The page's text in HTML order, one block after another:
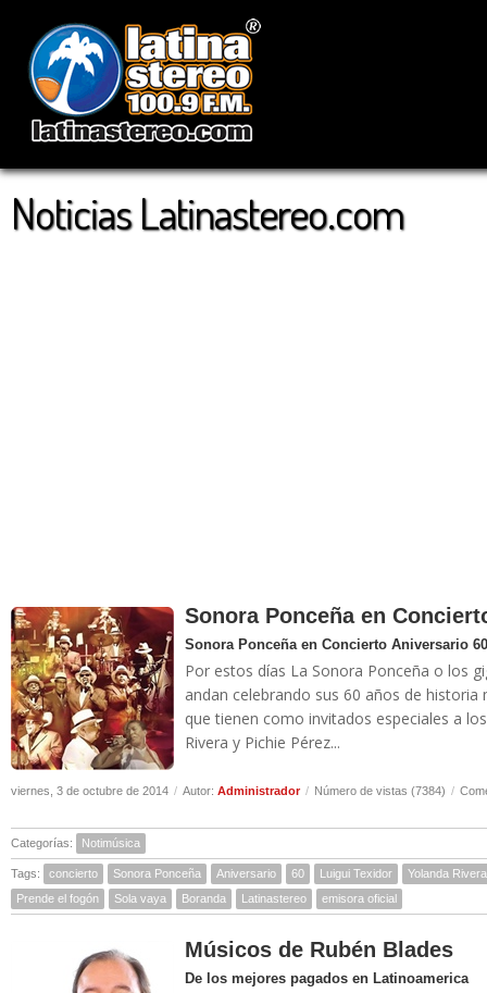
Noticias Latinastereo.com
Sonora Ponceña en
Sonora Ponceña en Concierto Aniversario 60
Por estos días La Sonora Ponceña o los
andan celebrando sus 60 años de
que tienen como invitados especiales a
Rivera y Pichie Pérez...
viernes, 3 de octubre de 2014 / Autor: Administrador / Número de vistas (7384) /
Categorías: Notimúsica
Tags: concierto Sonora Ponceña Aniversario 60 Luigui Texidor
Yolanda Rivera
Prende el fogón
Sola vaya Boranda Latinastereo emisora oficial
Músicos de Rubén Blades
De los mejores pagados en Latinoamerica